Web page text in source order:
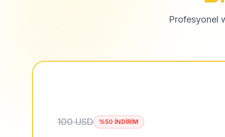
Profesyonel
100 USD %50 İNDİRİM